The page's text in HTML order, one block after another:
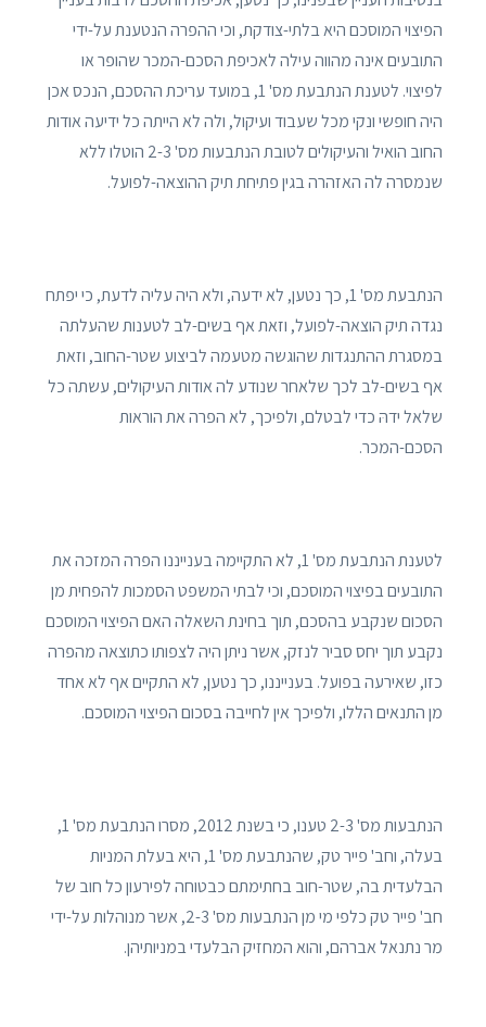
הפיצוי המוסכם היא בלתי-צודקת, וכי ההפרה הנטענת על-ידי
התובעים אינה מהווה עילה לאכיפת הסכם-המכר שהופר או
לפיצוי. לטענת הנתבעת מס' 1, במועד עריכת ההסכם, הנכס אכן
היה חופשי ונקי מכל שעבוד ועיקול, ולה לא הייתה כל ידיעה אודות
החוב הואיל והעיקולים לטובת הנתבעות מס' 2-3 הוטלו ללא
שנמסרה לה האזהרה בגין פתיחת תיק ההוצאה-לפועל.
הנתבעת מס' 1, כך נטען, לא ידעה, ולא היה עליה לדעת, כי יפתח
נגדה תיק הוצאה-לפועל, וזאת אף בשים-לב לטענות שהעלתה
במסגרת ההתנגדות שהוגשה מטעמה לביצוע שטר-החוב, וזאת
אף בשים-לב לכך שלאחר שנודע לה אודות העיקולים, עשתה כל
שלאל ידהּ כדי לבטלם, ולפיכך, לא הפרה את הוראות
הסכם-המכר.
לטענת הנתבעת מס' 1, לא התקיימה בענייננו הפרה המזכה את
התובעים בפיצוי המוסכם, וכי לבתי המשפט הסמכות להפחית מן
הסכום שנקבע בהסכם, תוך בחינת השאלה האם הפיצוי המוסכם
נקבע תוך יחס סביר לנזק, אשר ניתן היה לצפותו כתוצאה מהפרה
כזו, שאירעה בפועל. בענייננו, כך נטען, לא התקיים אף לא אחד
מן התנאים הללו, ולפיכך אין לחייבה בסכום הפיצוי המוסכם.
הנתבעות מס' 2-3 טענו, כי בשנת 2012, מסרו הנתבעת מס' 1,
בעלה, וחב' פייר טק, שהנתבעת מס' 1, היא בעלת המניות
הבלעדית בה, שטר-חוב בחתימתם כבטוחה לפירעון כל חוב של
חב' פייר טק כלפי מי מן הנתבעות מס' 2-3, אשר מנוהלות על-ידי
מר נתנאל אברהם, והוא המחזיק הבלעדי במניותיהן.